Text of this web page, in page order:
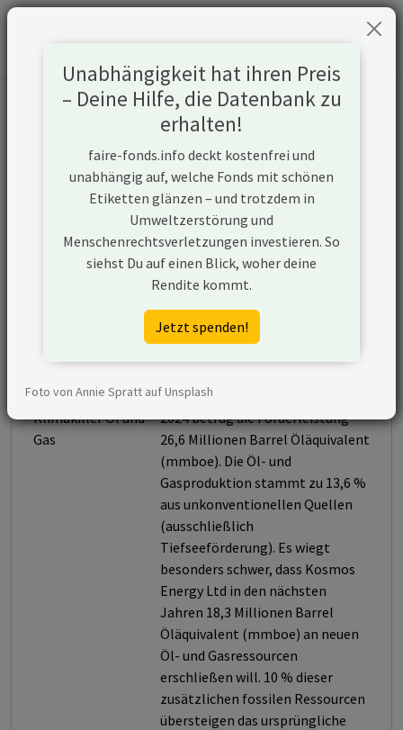
Informationen zum Unternehmen
Kosmos Energy Ltd
https://www.kosmosenergy.com
Konflikte
Kosmos Energy Ltd ist ein
Unternehmen aus den USA, das in
der Öl- und Gasförderung aktiv ist
und unkonventionelle
Klimakiller Öl und
Gas
2024 betrug die Förderleistung
26,6 Millionen Barrel Öläquivalent
(mmboe). Die Öl- und
Gasproduktion stammt zu 13,6 %
aus unkonventionellen Quellen
(ausschließlich
Tiefseeförderung). Es wiegt
besonders schwer, dass Kosmos
Energy Ltd in den nächsten
Jahren 18,3 Millionen Barrel
Öläquivalent (mmboe) an neuen
Öl- und Gasressourcen
erschließen will. 10 % dieser
zusätzlichen fossilen Ressourcen
übersteigen das ursprüngliche
Unabhängigkeit hat ihren Preis
– Deine Hilfe, die Datenbank zu
erhalten!
faire-fonds.info deckt kostenfrei und
unabhängig auf, welche Fonds mit schönen
Etiketten glänzen – und trotzdem in
Umweltzerstörung und
Menschenrechtsverletzungen investieren. So
siehst Du auf einen Blick, woher deine
Rendite kommt.
Jetzt spenden!
Foto von Annie Spratt auf Unsplash